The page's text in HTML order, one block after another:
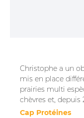
Christophe a un
mis en place
prairies multi
chèvres et,
Cap Protéines